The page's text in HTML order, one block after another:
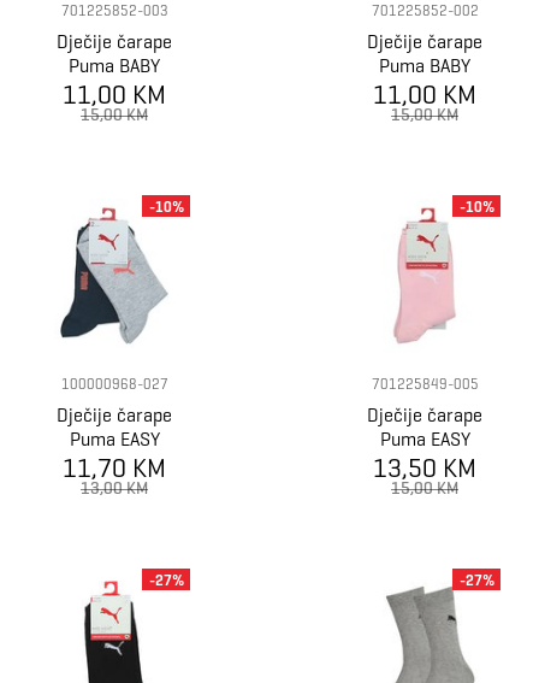
701225852-003
Dječije čarape
Puma BABY
SOCK ABS 2P
11,00 KM
15,00 KM
701225852-002
Dječije čarape
Puma BABY
SOCK ABS 2P
11,00 KM
15,00 KM
100000968-027
Dječije čarape
Puma EASY
RIDER JUNIOR
2P
11,70 KM
13,00 KM
-10%
701225849-005
Dječije čarape
Puma EASY
RIDER JUNIOR
2P
13,50 KM
15,00 KM
-10%
-27% -27%